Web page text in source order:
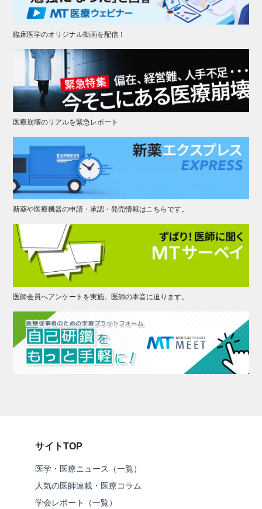
臨床医学のオリジナル動画を配信！
医療崩壊のリアルを緊急レポート
新薬や医療機器の申請・承認・発売情報はこちらです。
医師会員へアンケートを実施。医師の本音に迫ります。
サイトTOP
医学・医療ニュース（一覧）
人気の医師連載・医療コラム
学会レポート（一覧）